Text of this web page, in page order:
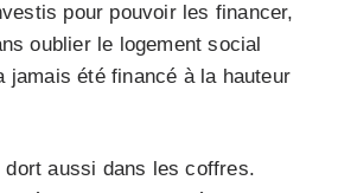
pour pouvoir les financer,
oublier le logement social
jamais été financé à la hauteur
dort aussi dans les coffres.